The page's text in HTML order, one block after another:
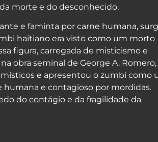
morte e do desconhecido.
e faminta por carne humana,
haitiano era visto como um morto
figura, carregada de misticismo e
obra seminal de George A. Romero,
e apresentou o zumbi como
humana e contagioso por mordidas.
do contágio e da fragilidade da